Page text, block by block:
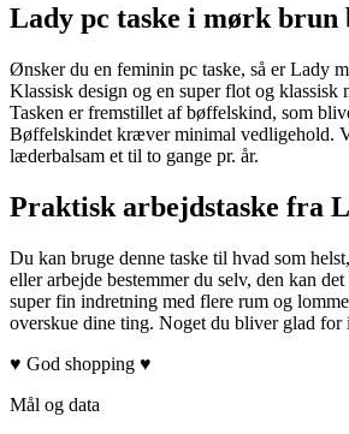
Lady pc taske i mørk brun
Ønsker du en feminin pc taske, så er Lady
Klassisk design og en super flot og klassisk
Tasken er fremstillet af bøffelskind, som
Bøffelskindet kræver minimal vedligehold.
læderbalsam et til to gange pr. år.
Praktisk arbejdstaske fra
Du kan bruge denne taske til hvad som
eller arbejde bestemmer du selv, den kan
super fin indretning med flere rum og
overskue dine ting. Noget du bliver glad for
♥ God shopping ♥
Mål og data